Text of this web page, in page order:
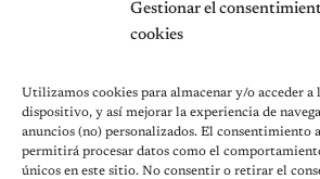
Gestionar el
cookies
Utilizamos cookies para almacenar y/o acceder
dispositivo, y así mejorar la experiencia de
anuncios (no) personalizados. El consentimiento
permitirá procesar datos como el
únicos en este sitio. No consentir o retirar el
© 2026 Notas de Mascotas